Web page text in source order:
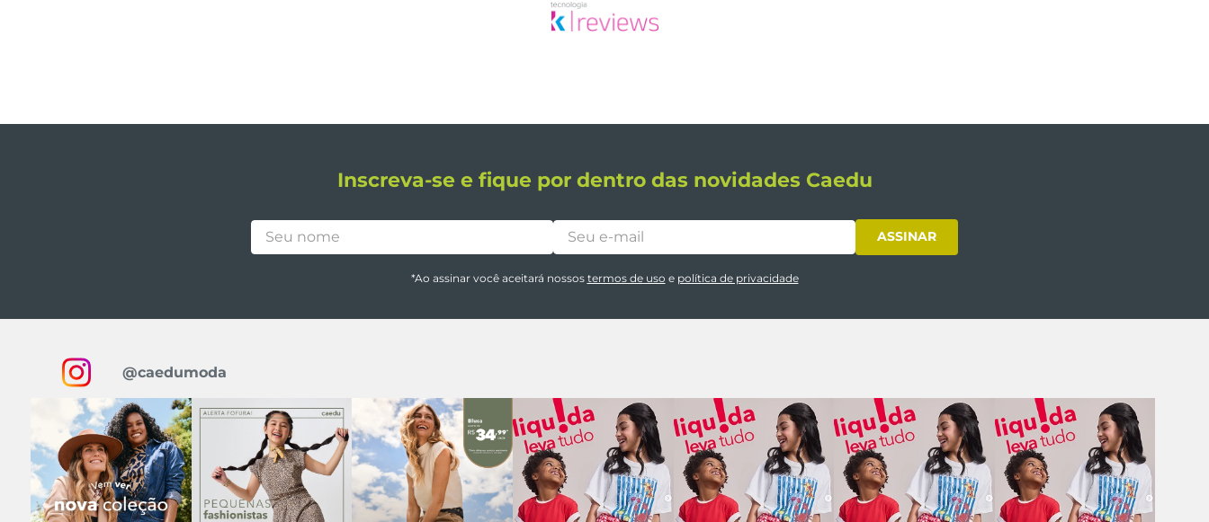
Inscreva-se e fique por dentro das novidades Caedu
ASSINAR
*Ao assinar você aceitará nossos termos de uso e política de privacidade
@caedumoda